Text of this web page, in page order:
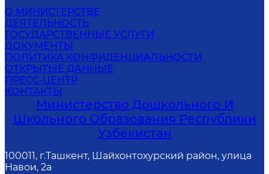
О МИНИСТЕРСТВЕ
ДЕЯТЕЛЬНОСТЬ
ГОСУДАРСТВЕННЫЕ УСЛУГИ
ДОКУМЕНТЫ
ПОЛИТИКА КОНФИДЕНЦИАЛЬНОСТИ
ОТКРЫТЫЕ ДАННЫЕ
ПРЕСС-ЦЕНТР
КОНТАКТЫ
Министерство Дошкольного И
Школьного Образования Республики
Узбекистан
100011, г.Ташкент, Шайхонтохурский район, улица
Навои, 2а